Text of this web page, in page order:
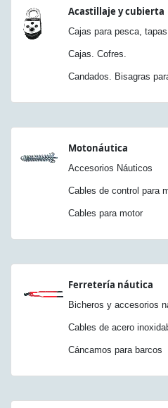
Acastillaje y cubierta
Cajas para pesca,
Cajas. Cofres.
Candados. Bisagras
Motonáutica
Accesorios Náuticos
Cables de control para
Cables para motor
Ferretería náutica
Bicheros y accesorios
Cables de acero
Cáncamos para barcos